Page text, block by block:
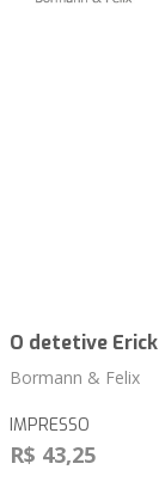
O detetive Erick
Bormann & Felix
IMPRESSO
R$ 43,25